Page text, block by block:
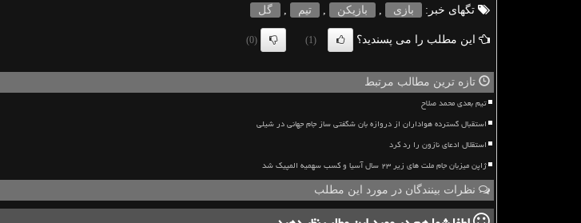
تگهای خبر: بازی بازیكن تیم گل
این مطلب را می پسندید؟ (1)
(0)
تازه ترین مطالب مرتبط
تیم بعدی محمد صلاح
استقبال گسترده هواداران از دروازه بان شگفتی ساز جام جهانی در شیلی
استقلال ادعای نازون را رد کرد
ژاپن میزبان جام ملت های زیر ۲۳ سال آسیا و کسب سهمیه المپیک شد
نظرات بینندگان در مورد این مطلب